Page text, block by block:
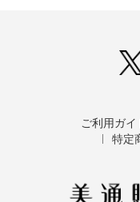
ご利用ガイ
特定